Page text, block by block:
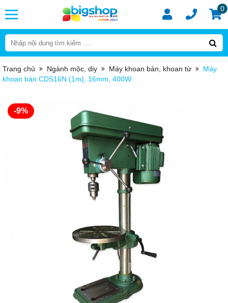
0
Trang chủ Ngành mộc, diy Máy khoan bàn, khoan từ
Máy
khoan bàn CDS16N (1m), 16mm, 400W
-9%